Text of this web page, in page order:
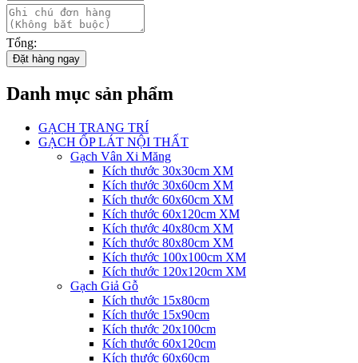
Tổng:
Đặt hàng ngay
Danh mục sản phẩm
GẠCH TRANG TRÍ
GẠCH ỐP LÁT NỘI THẤT
Gạch Vân Xi Măng
Kích thước 30x30cm XM
Kích thước 30x60cm XM
Kích thước 60x60cm XM
Kích thước 60x120cm XM
Kích thước 40x80cm XM
Kích thước 80x80cm XM
Kích thước 100x100cm XM
Kích thước 120x120cm XM
Gạch Giả Gỗ
Kích thước 15x80cm
Kích thước 15x90cm
Kích thước 20x100cm
Kích thước 60x120cm
Kích thước 60x60cm